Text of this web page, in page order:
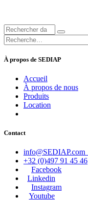
À propos de SEDIAP
Accueil
À propos de nous
Produits
Location
Contact
info@SEDIAP.com
+32 (0)497 91 45 46
Facebook
Linkedin
Instagram
Youtube